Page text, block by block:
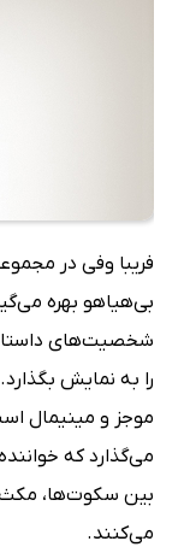
فریبا وفی در
بی‌هیاهو بهره
شخصیت‌های
را به نمایش
موجز و مینیمال
می‌گذارد که
بین سکوت‌ها،
می‌کنند.